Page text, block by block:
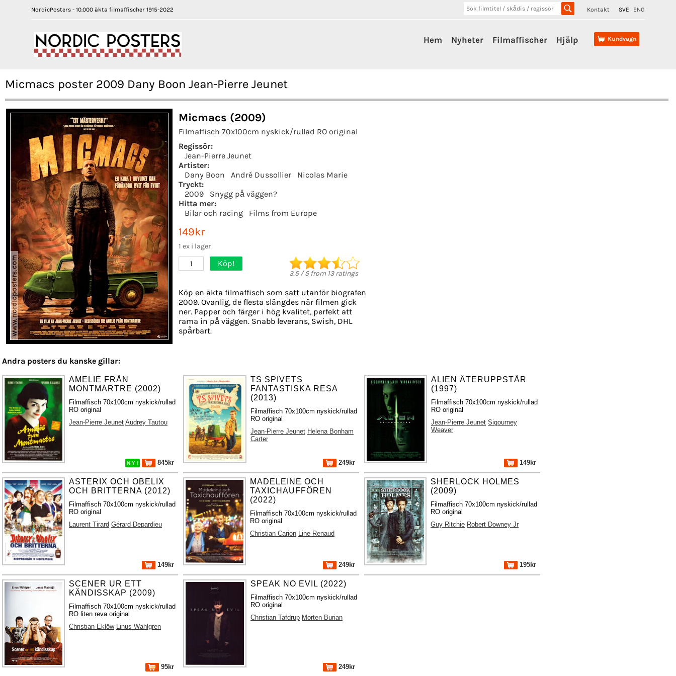
NordicPosters - 10.000 äkta filmaffischer 1915-2022 Kontakt SVE ENG
Kundvagn
Hem Nyheter Filmaffischer Hjälp
Micmacs poster 2009 Dany Boon Jean-Pierre Jeunet
Micmacs (2009)
Filmaffisch 70x100cm nyskick/rullad RO original
Regissör:
Jean-Pierre Jeunet
Artister:
Dany Boon
André Dussollier
Nicolas Marie
Tryckt:
2009
Snygg på väggen?
Hitta mer:
Bilar och racing
Films from Europe
149kr
1 ex i lager
1 Köp!
3.5/5from 13ratings
Köp en äkta filmaffisch som satt utanför biografen
2009. Ovanlig, de flesta slängdes när filmen gick
ner. Papper och färger i hög kvalitet, perfekt att
rama in på väggen. Snabb leverans, Swish, DHL
spårbart.
Andra posters du kanske gillar:
AMELIE FRÅN
MONTMARTRE (2002)
Filmaffisch 70x100cm nyskick/rullad
RO original
Jean-Pierre Jeunet Audrey Tautou
N Y ! 845kr
TS SPIVETS
FANTASTISKA RESA
(2013)
Filmaffisch 70x100cm nyskick/rullad
RO original
Jean-Pierre Jeunet Helena Bonham
Carter
249kr
ALIEN ÅTERUPPSTÅR
(1997)
Filmaffisch 70x100cm nyskick/rullad
RO original
Jean-Pierre Jeunet Sigourney
Weaver
149kr
ASTERIX OCH OBELIX
OCH BRITTERNA (2012)
Filmaffisch 70x100cm nyskick/rullad
RO original
Laurent Tirard Gérard Depardieu
149kr
MADELEINE OCH
TAXICHAUFFÖREN
(2022)
Filmaffisch 70x100cm nyskick/rullad
RO original
Christian Carion Line Renaud
249kr
SHERLOCK HOLMES
(2009)
Filmaffisch 70x100cm nyskick/rullad
RO original
Guy Ritchie Robert Downey Jr
195kr
SCENER UR ETT
KÄNDISSKAP (2009)
Filmaffisch 70x100cm nyskick/rullad
RO liten reva original
Christian Eklöw Linus Wahlgren
95kr
SPEAK NO EVIL (2022)
Filmaffisch 70x100cm nyskick/rullad
RO original
Christian Tafdrup Morten Burian
249kr